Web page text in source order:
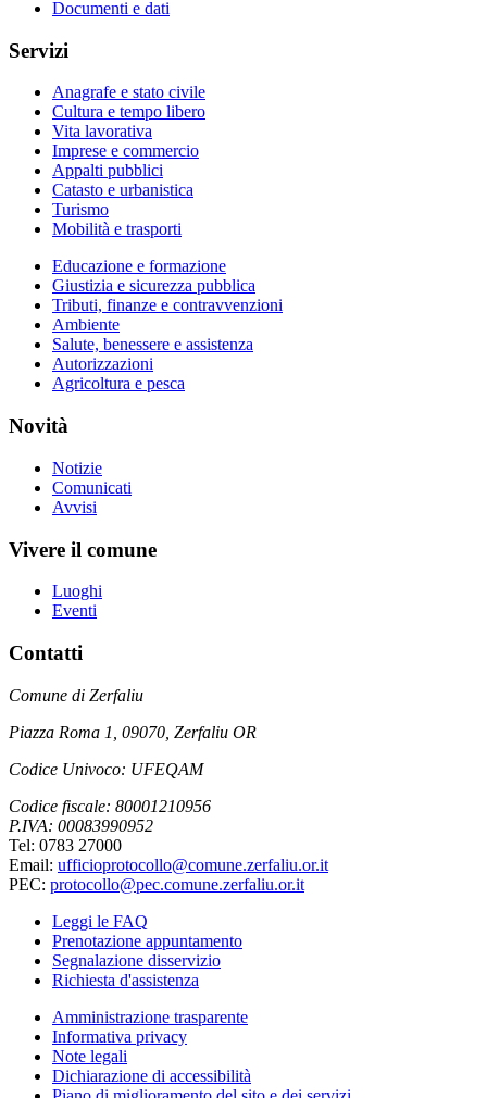
Documenti e dati
Servizi
Anagrafe e stato civile
Cultura e tempo libero
Vita lavorativa
Imprese e commercio
Appalti pubblici
Catasto e urbanistica
Turismo
Mobilità e trasporti
Educazione e formazione
Giustizia e sicurezza pubblica
Tributi, finanze e contravvenzioni
Ambiente
Salute, benessere e assistenza
Autorizzazioni
Agricoltura e pesca
Novità
Notizie
Comunicati
Avvisi
Vivere il comune
Luoghi
Eventi
Contatti
Comune di Zerfaliu
Piazza Roma 1, 09070, Zerfaliu OR
Codice Univoco: UFEQAM
Codice fiscale: 80001210956
P.IVA: 00083990952
Tel: 0783 27000
Email: ufficioprotocollo@comune.zerfaliu.or.it
PEC: protocollo@pec.comune.zerfaliu.or.it
Leggi le FAQ
Prenotazione appuntamento
Segnalazione disservizio
Richiesta d'assistenza
Amministrazione trasparente
Informativa privacy
Note legali
Dichiarazione di accessibilità